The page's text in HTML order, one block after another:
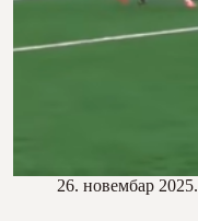
26. новембар 2025.